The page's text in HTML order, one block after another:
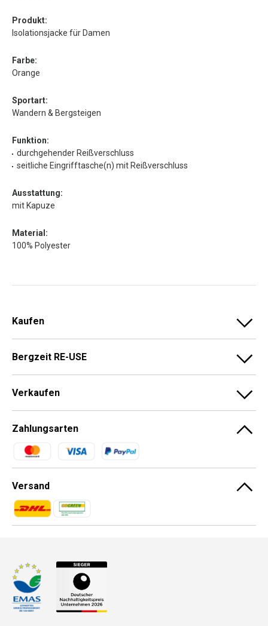
Produkt:
Isolationsjacke für Damen
Farbe:
Orange
Sportart:
Wandern & Bergsteigen
Funktion:
durchgehender Reißverschluss
seitliche Eingrifftasche(n) mit Reißverschluss
Ausstattung:
mit Kapuze
Material:
100% Polyester
Kaufen
Bergzeit RE-USE
Verkaufen
Zahlungsarten
Zahlungsmethoden
Versand
Zahlungsmethoden
Zahlungsmethoden